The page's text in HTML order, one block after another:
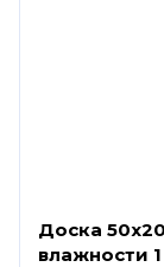
Доска
влажности